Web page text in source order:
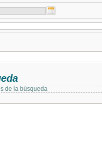
de la búsqueda